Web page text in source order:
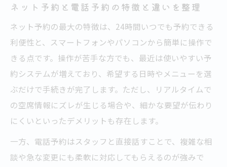
ネット予約と電話予約の特徴と違いを整理
ネット予約の最大の特徴は、24時間いつでも予約できる
利便性と、スマートフォンやパソコンから簡単に操作で
きる点です。操作が苦手な方でも、最近は使いやすい予
約システムが増えており、希望する日時やメニューを選
ぶだけで手続きが完了します。ただし、リアルタイムで
の空席情報にズレが生じる場合や、細かな要望が伝わり
にくいといったデメリットも存在します。
一方、電話予約はスタッフと直接話すことで、複雑な相
談や急な変更にも柔軟に対応してもらえるのが強みで